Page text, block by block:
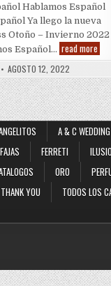
Hablamos Español
Ya llego la nueva
Otoño – Invierno 2022
Español… read more
|
–
2022
–
AGOSTO 12, 2022
A & C WEDDING
FAJAS FERRETI
ORO
THANK YOU
TODOS LOS